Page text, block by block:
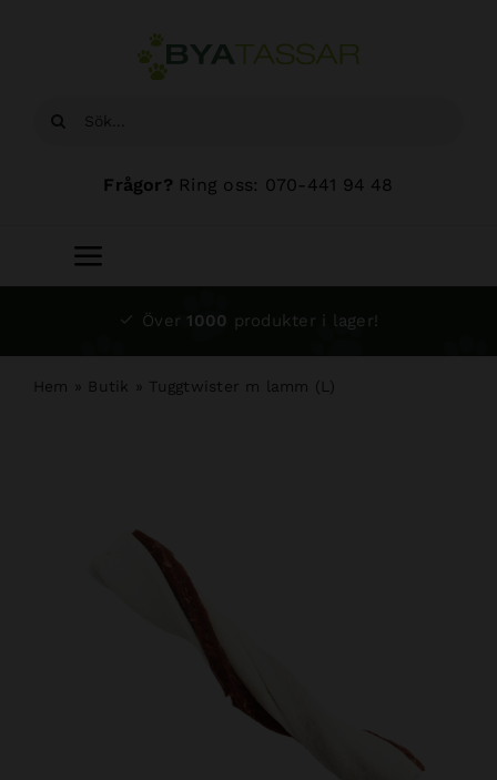
Sök
Frågor? Ring oss: 070-441 94 48
Toggle
Navigation
Över 1000 produkter i lager!
Hem » Butik » Tuggtwister m lamm (L)